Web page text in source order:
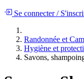
Se connecter/
Randonnée et
Hygiène et
Savons,